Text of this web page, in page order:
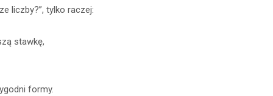
liczby?”, tylko raczej:
stawkę,
formy.